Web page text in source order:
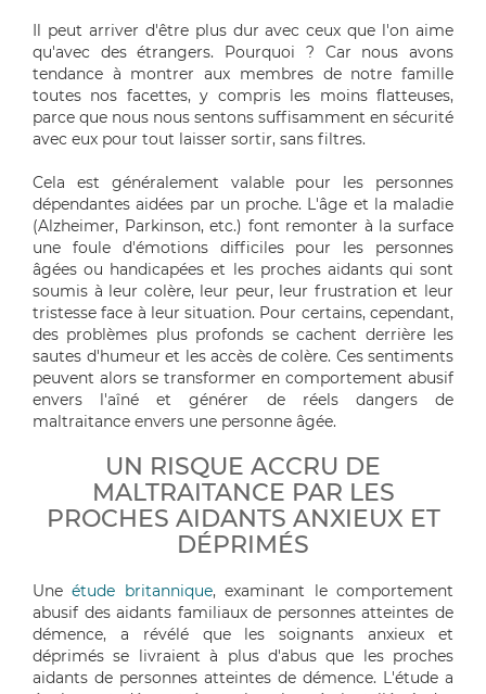
Il peut arriver d'être plus dur avec ceux que l'on aime
qu'avec des étrangers. Pourquoi ? Car nous avons
tendance à montrer aux membres de notre famille
toutes nos facettes, y compris les moins flatteuses,
parce que nous nous sentons suffisamment en sécurité
avec eux pour tout laisser sortir, sans filtres.
Cela est généralement valable pour les personnes
dépendantes aidées par un proche. L'âge et la maladie
(Alzheimer, Parkinson, etc.) font remonter à la surface
une foule d'émotions difficiles pour les personnes
âgées ou handicapées et les proches aidants qui sont
soumis à leur colère, leur peur, leur frustration et leur
tristesse face à leur situation. Pour certains, cependant,
des problèmes plus profonds se cachent derrière les
sautes d'humeur et les accès de colère. Ces sentiments
peuvent alors se transformer en comportement abusif
envers l'aîné et générer de réels dangers de
maltraitance envers une personne âgée.
UN RISQUE ACCRU DE
MALTRAITANCE PAR LES
PROCHES AIDANTS ANXIEUX ET
DÉPRIMÉS
Uneétude britannique, examinant le comportement
abusif des aidants familiaux de personnes atteintes de
démence, a révélé que les soignants anxieux et
déprimés se livraient à plus d'abus que les proches
aidants de personnes atteintes de démence. L'étude a